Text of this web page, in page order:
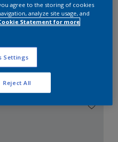
Parfait
agree to the storing of cookies
analyze site usage, and
Statement for more
Settings
Reject All